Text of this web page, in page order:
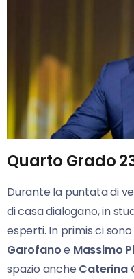
Quarto Grado
Durante la puntata di
di casa dialogano, in
esperti. In primis ci sono
Garofanoe Massimo
spazio anche Caterina